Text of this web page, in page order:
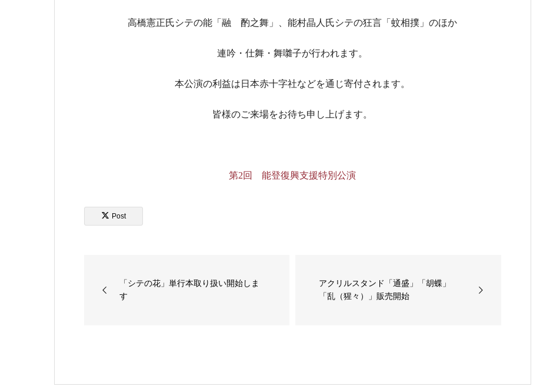
高橋憲正氏シテの能「融 酌之舞」、能村晶人氏シテの狂言「蚊相撲」のほか
連吟・仕舞・舞囃子が行われます。
本公演の利益は日本赤十字社などを通じ寄付されます。
皆様のご来場をお待ち申し上げます。
第2回 能登復興支援特別公演
Post
「シテの花」単行本取り扱い開始しま
す
アクリルスタンド「通盛」「胡蝶」
「乱（猩々）」販売開始